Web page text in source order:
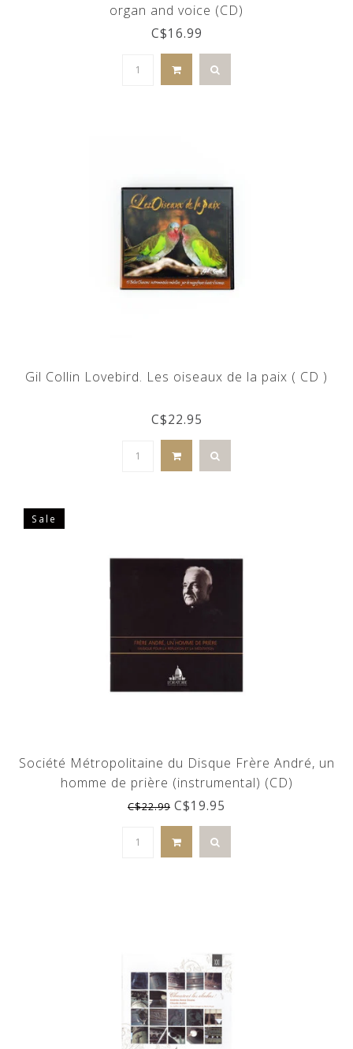
organ and voice (CD)
C$16.99
Gil Collin Lovebird. Les oiseaux de la paix ( CD )
C$22.95
Sale
Société Métropolitaine du Disque Frère André, un
homme de prière (instrumental) (CD)
C$22.99 C$19.95